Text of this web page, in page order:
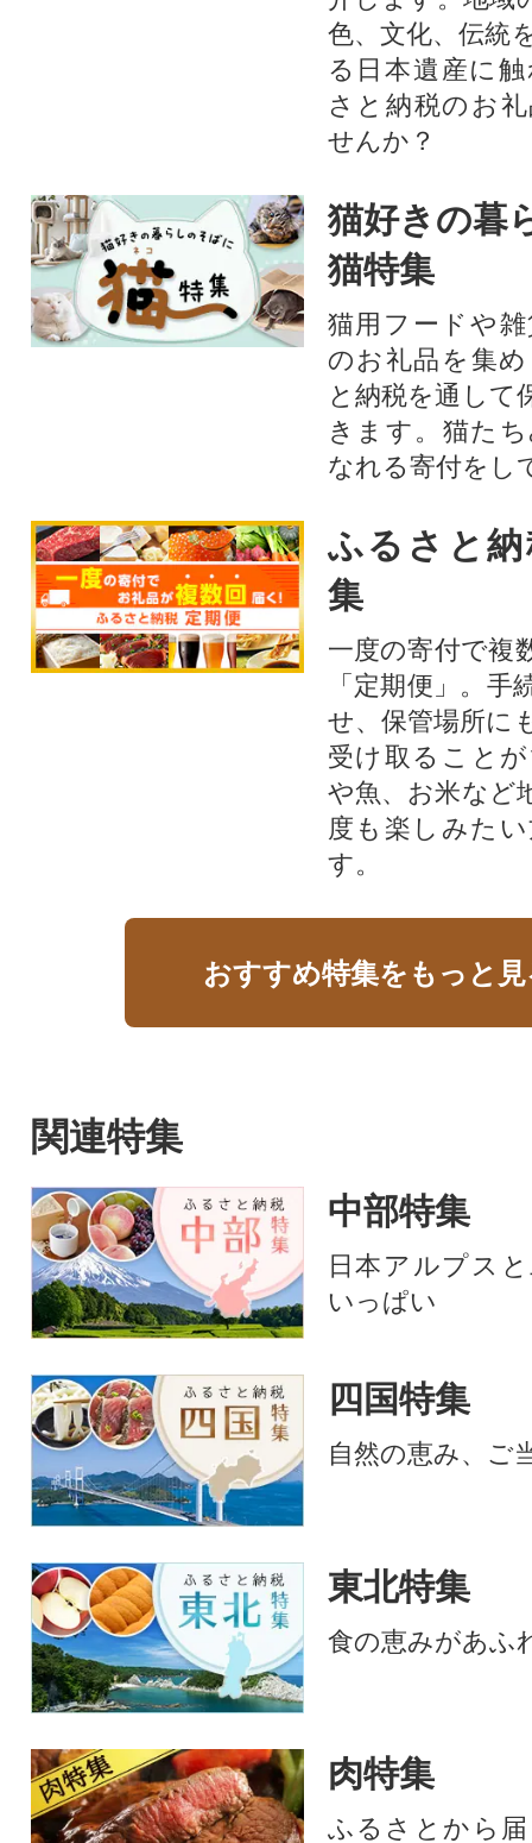
色、文化、伝統
る日本遺産に
さと納税のお
せんか？​​​
猫好きの暮
猫特集
猫用フードや
のお礼品を集
と納税を通して
きます。猫た
なれる寄付をし
ふるさと
集
一度の寄付で複
「定期便」。
せ、保管場所に
受け取ること
や魚、お米など
度も楽しみた
す。
おすすめ特集をもっと
関連特集
中部特集
日本アルプス
いっぱい
四国特集
自然の恵み、ご
東北特集
食の恵みがあふ
肉特集
ふるさとから